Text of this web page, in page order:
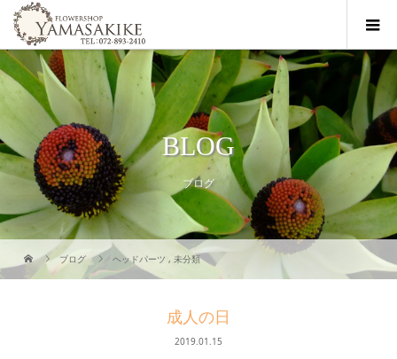
BLOG
ブログ
ブログ ヘッドパーツ ,未分類
成人の日
2019.01.15